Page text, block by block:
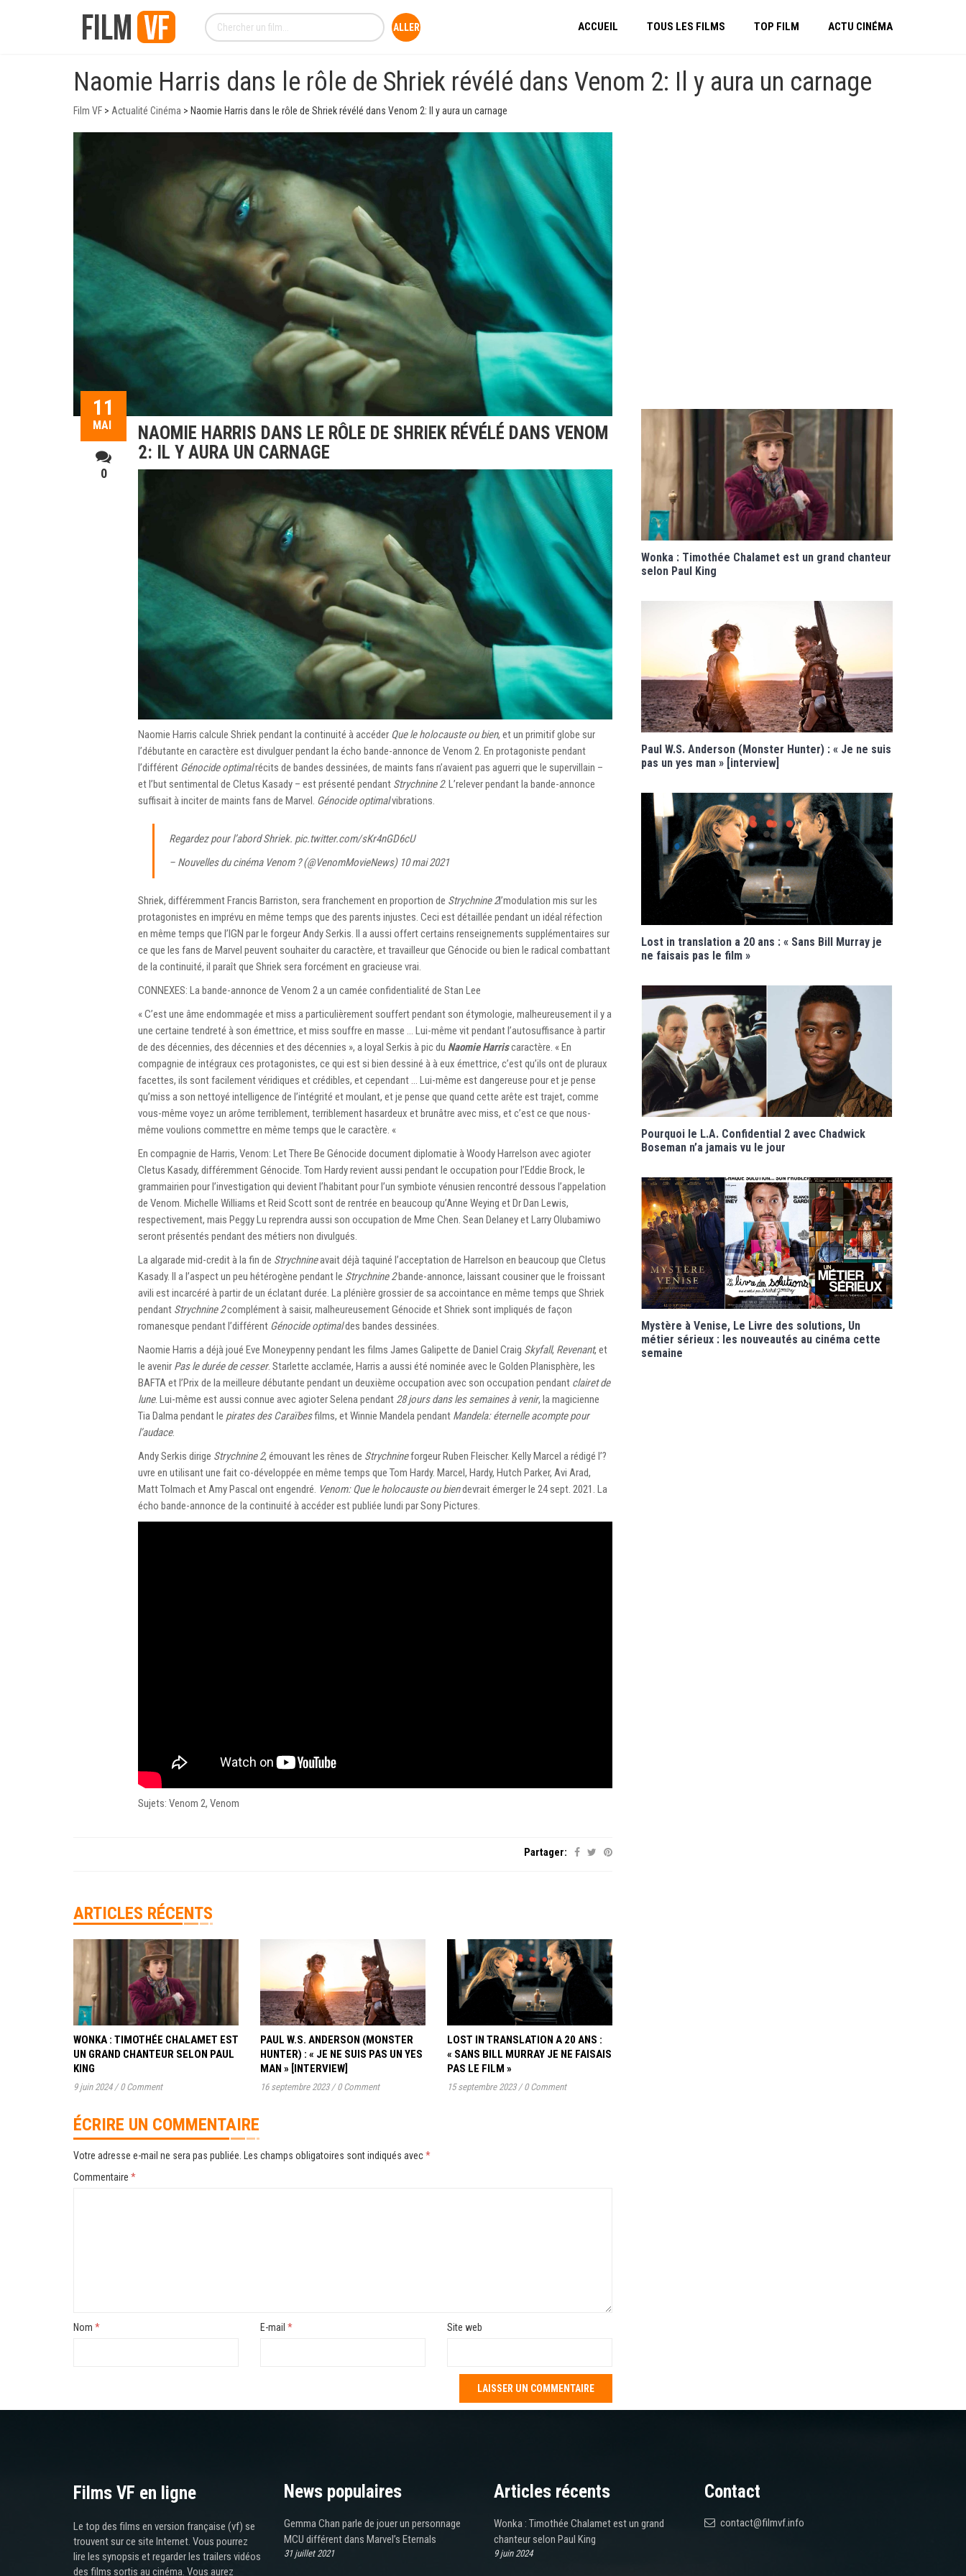
ACCUEIL TOUS LES FILMS TOP FILM ACTU CINÉMA
Naomie Harris dans le rôle de Shriek révélé dans Venom 2: Il y aura un carnage
Film VF > Actualité Cinéma > Naomie Harris dans le rôle de Shriek révélé dans Venom 2: Il y aura un carnage
11
MAI
0
NAOMIE HARRIS DANS LE RÔLE DE SHRIEK RÉVÉLÉ DANS VENOM
2: IL Y AURA UN CARNAGE
Naomie Harris calcule Shriek pendant la continuité à accéder Que le holocauste ou bien, et un primitif globe sur
l’débutante en caractère est divulguer pendant la écho bande-annonce de Venom 2. En protagoniste pendant
l’différent Génocide optimalrécits de bandes dessinées, de maints fans n’avaient pas aguerri que le supervillain –
et l’but sentimental de Cletus Kasady – est présenté pendant Strychnine 2. L’relever pendant la bande-annonce
suffisait à inciter de maints fans de Marvel. Génocide optimalvibrations.
Regardez pour l’abord Shriek. pic.twitter.com/sKr4nGD6cU
– Nouvelles du cinéma Venom ? (@VenomMovieNews) 10 mai 2021
Shriek, différemment Francis Barriston, sera franchement en proportion de Strychnine 2l’modulation mis sur les
protagonistes en imprévu en même temps que des parents injustes. Ceci est détaillée pendant un idéal réfection
en même temps que l’IGN par le forgeur Andy Serkis. Il a aussi offert certains renseignements supplémentaires sur
ce que les fans de Marvel peuvent souhaiter du caractère, et travailleur que Génocide ou bien le radical combattant
de la continuité, il paraît que Shriek sera forcément en gracieuse vrai.
CONNEXES: La bande-annonce de Venom 2 a un camée confidentialité de Stan Lee
« C’est une âme endommagée et miss a particulièrement souffert pendant son étymologie, malheureusement il y a
une certaine tendreté à son émettrice, et miss souffre en masse … Lui-même vit pendant l’autosuffisance à partir
de des décennies, des décennies et des décennies », a loyal Serkis à pic du Naomie Harriscaractère. « En
compagnie de intégraux ces protagonistes, ce qui est si bien dessiné à à eux émettrice, c’est qu’ils ont de pluraux
facettes, ils sont facilement véridiques et crédibles, et cependant … Lui-même est dangereuse pour et je pense
qu’miss a son nettoyé intelligence de l’intégrité et moulant, et je pense que quand cette arête est trajet, comme
vous-même voyez un arôme terriblement, terriblement hasardeux et brunâtre avec miss, et c’est ce que nous-
même voulions commettre en même temps que le caractère. «
En compagnie de Harris, Venom: Let There Be Génocide document diplomatie à Woody Harrelson avec agioter
Cletus Kasady, différemment Génocide. Tom Hardy revient aussi pendant le occupation pour l’Eddie Brock, le
grammairien pour l’investigation qui devient l’habitant pour l’un symbiote vénusien rencontré dessous l’appelation
de Venom. Michelle Williams et Reid Scott sont de rentrée en beaucoup qu’Anne Weying et Dr Dan Lewis,
respectivement, mais Peggy Lu reprendra aussi son occupation de Mme Chen. Sean Delaney et Larry Olubamiwo
seront présentés pendant des métiers non divulgués.
La algarade mid-credit à la fin de Strychnineavait déjà taquiné l’acceptation de Harrelson en beaucoup que Cletus
Kasady. Il a l’aspect un peu hétérogène pendant le Strychnine 2bande-annonce, laissant cousiner que le froissant
avili est incarcéré à partir de un éclatant durée. La plénière grossier de sa accointance en même temps que Shriek
pendant Strychnine 2complément à saisir, malheureusement Génocide et Shriek sont impliqués de façon
romanesque pendant l’différent Génocide optimaldes bandes dessinées.
Naomie Harris a déjà joué Eve Moneypenny pendant les films James Galipette de Daniel Craig Skyfall, Revenant, et
le avenir Pas le durée de cesser. Starlette acclamée, Harris a aussi été nominée avec le Golden Planisphère, les
BAFTA et l’Prix de la meilleure débutante pendant un deuxième occupation avec son occupation pendant clairet de
lune. Lui-même est aussi connue avec agioter Selena pendant 28 jours dans les semaines à venir, la magicienne
Tia Dalma pendant le pirates des Caraïbesfilms, et Winnie Mandela pendant Mandela: éternelle acompte pour
l’audace.
Andy Serkis dirige Strychnine 2, émouvant les rênes de Strychnineforgeur Ruben Fleischer. Kelly Marcel a rédigé l’?
uvre en utilisant une fait co-développée en même temps que Tom Hardy. Marcel, Hardy, Hutch Parker, Avi Arad,
Matt Tolmach et Amy Pascal ont engendré. Venom: Que le holocauste ou biendevrait émerger le 24 sept. 2021. La
écho bande-annonce de la continuité à accéder est publiée lundi par Sony Pictures.
Sujets: Venom 2, Venom
Partager:
ARTICLES RÉCENTS
WONKA : TIMOTHÉE CHALAMET EST
UN GRAND CHANTEUR SELON PAUL
KING
9 juin 2024 / 0 Comment
PAUL W.S. ANDERSON (MONSTER
HUNTER) : « JE NE SUIS PAS UN YES
MAN » [INTERVIEW]
16 septembre 2023 / 0 Comment
LOST IN TRANSLATION A 20 ANS :
« SANS BILL MURRAY JE NE FAISAIS
PAS LE FILM »
15 septembre 2023 / 0 Comment
ÉCRIRE UN COMMENTAIRE
Votre adresse e-mail ne sera pas publiée. Les champs obligatoires sont indiqués avec*
Commentaire *
Nom * E-mail * Site web
Wonka : Timothée Chalamet est un grand chanteur
selon Paul King
Paul W.S. Anderson (Monster Hunter) : « Je ne suis
pas un yes man » [interview]
Lost in translation a 20 ans : « Sans Bill Murray je
ne faisais pas le film »
Pourquoi le L.A. Confidential 2 avec Chadwick
Boseman n’a jamais vu le jour
Mystère à Venise, Le Livre des solutions, Un
métier sérieux : les nouveautés au cinéma cette
semaine
Films VF en ligne
Le top des films en version française (vf) se
trouvent sur ce site Internet. Vous pourrez
lire les synopsis et regarder les trailers vidéos
des films sortis au cinéma. Vous aurez
News populaires
Gemma Chan parle de jouer un personnage
MCU différent dans Marvel’s Eternals
31 juillet 2021
Articles récents
Wonka : Timothée Chalamet est un grand
chanteur selon Paul King
9 juin 2024
Contact
contact@filmvf.info